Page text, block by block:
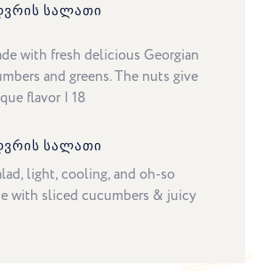
ᲡᲐᲚᲐᲗᲘ
with fresh delicious Georgian
and greens. The nuts give
flavor | 18
ᲡᲐᲚᲐᲗᲘ
light, cooling, and oh-so
with sliced cucumbers & juicy